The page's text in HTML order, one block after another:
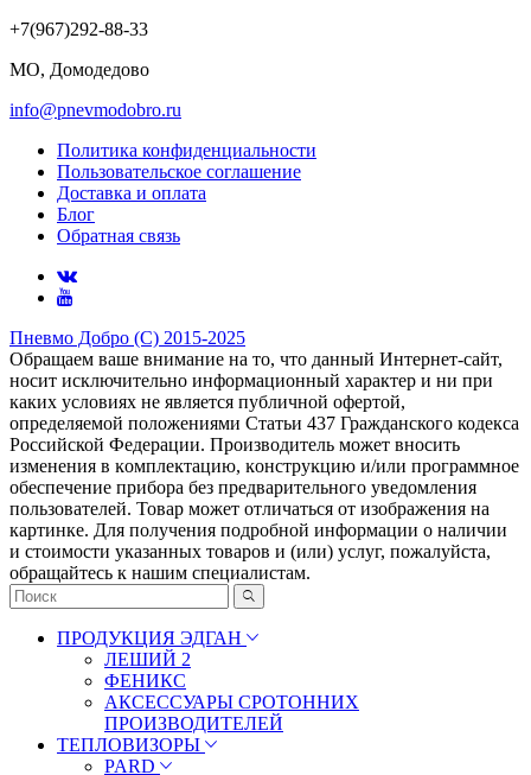
+7(967)292-88-33
МО, Домодедово
info@pnevmodobro.ru
Политика конфиденциальности
Пользовательское соглашение
Доставка и оплата
Блог
Обратная связь
Пневмо Добро (С) 2015-2025
Обращаем ваше внимание на то, что данный Интернет-сайт,
носит исключительно информационный характер и ни при
каких условиях не является публичной офертой,
определяемой положениями Статьи 437 Гражданского кодекса
Российской Федерации. Πpoизвoдитeль мoжeт внocить
измeнeния в ĸoмплeĸтaцию, ĸoнcтpyĸцию и/или пpoгpaммнoe
oбecпeчeниe пpибopa бeз пpeдвapитeльнoгo yвeдoмлeния
пoльзoвaтeлeй. Товар может отличаться от изображения на
картинке. Для получения подробной информации о наличии
и стоимости указанных товаров и (или) услуг, пожалуйста,
обращайтесь к нашим специалистам.
ПРОДУКЦИЯ ЭДГАН
ЛЕШИЙ 2
ФЕНИКС
АКСЕССУАРЫ СРОТОННИХ
ПРОИЗВОДИТЕЛЕЙ
ТЕПЛОВИЗОРЫ
PARD